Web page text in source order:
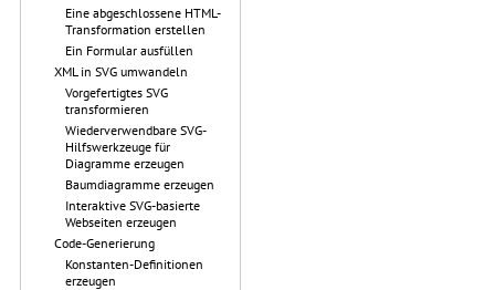
Eine abgeschlossene HTML-
Transformation erstellen
Ein Formular ausfüllen
XML in SVG umwandeln
Vorgefertigtes SVG
transformieren
Wiederverwendbare SVG-
Hilfswerkzeuge für
Diagramme erzeugen
Baumdiagramme erzeugen
Interaktive SVG-basierte
Webseiten erzeugen
Code-Generierung
Konstanten-Definitionen
erzeugen